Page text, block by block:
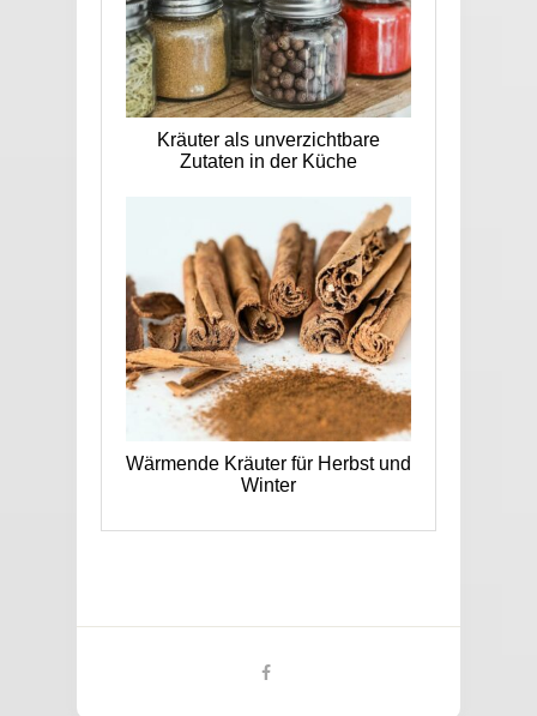
Kräuter als unverzichtbare
Zutaten in der Küche
Wärmende Kräuter für Herbst und
Winter